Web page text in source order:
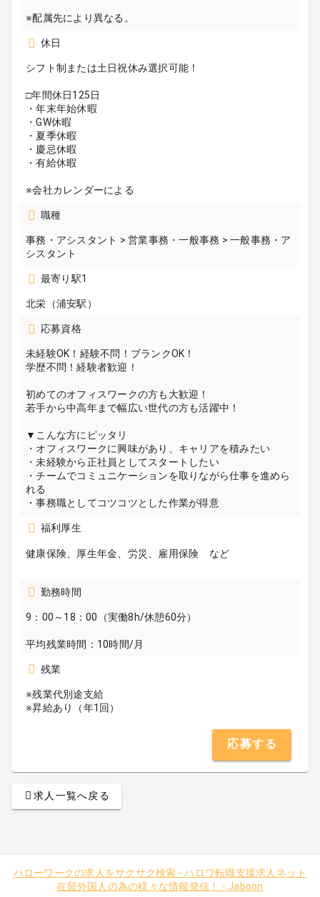
※配属先により異なる。
休日
シフト制または土日祝休み選択可能！
□年間休日125日
・年末年始休暇
・GW休暇
・夏季休暇
・慶忌休暇
・有給休暇
※会社カレンダーによる
職種
事務・アシスタント > 営業事務・一般事務 > 一般事務・ア
シスタント
最寄り駅1
北栄（浦安駅）
応募資格
未経験OK！経験不問！ブランクOK！
学歴不問！経験者歓迎！
初めてのオフィスワークの方も大歓迎！
若手から中高年まで幅広い世代の方も活躍中！
▼こんな方にピッタリ
・オフィスワークに興味があり、キャリアを積みたい
・未経験から正社員としてスタートしたい
・チームでコミュニケーションを取りながら仕事を進めら
れる
・事務職としてコツコツとした作業が得意
福利厚生
健康保険、厚生年金、労災、雇用保険 など
勤務時間
9：00～18：00（実働8h/休憩60分）
平均残業時間：10時間/月
残業
※残業代別途支給
※昇給あり（年1回）
応募する
求人一覧へ戻る
ハローワークの求人をサクサク検索 -ハロワ転職支援求人ネット
在留外国人の為の様々な情報発信！
- Jaboon